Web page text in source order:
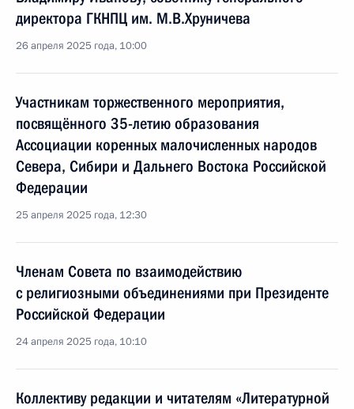
директора ГКНПЦ им. М.В.Хруничева
26 апреля 2025 года, 10:00
Участникам торжественного мероприятия,
посвящённого 35-летию образования
Ассоциации коренных малочисленных народов
Севера, Сибири и Дальнего Востока Российской
Федерации
25 апреля 2025 года, 12:30
Членам Совета по взаимодействию
с религиозными объединениями при Президенте
Российской Федерации
24 апреля 2025 года, 10:10
Коллективу редакции и читателям «Литературной